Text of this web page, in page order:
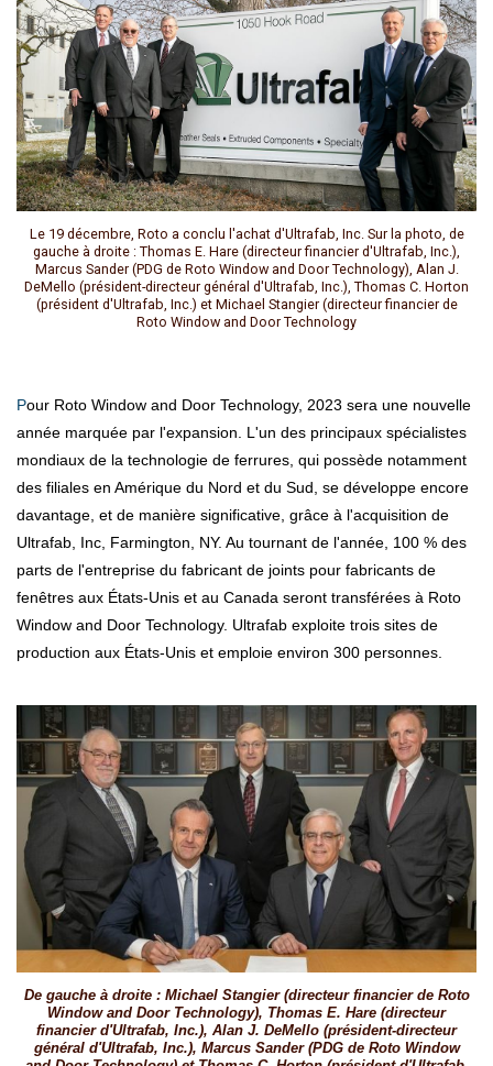
Le 19 décembre, Roto a conclu l'achat d'Ultrafab, Inc. Sur la photo, de
gauche à droite : Thomas E. Hare (directeur financier d'Ultrafab, Inc.),
Marcus Sander (PDG de Roto Window and Door Technology), Alan J.
DeMello (président-directeur général d'Ultrafab, Inc.), Thomas C. Horton
(président d'Ultrafab, Inc.) et Michael Stangier (directeur financier de
Roto Window and Door Technology
Pour Roto Window and Door Technology, 2023 sera une nouvelle
année marquée par l'expansion. L'un des principaux spécialistes
mondiaux de la technologie de ferrures, qui possède notamment
des filiales en Amérique du Nord et du Sud, se développe encore
davantage, et de manière significative, grâce à l'acquisition de
Ultrafab, Inc, Farmington, NY. Au tournant de l'année, 100 % des
parts de l'entreprise du fabricant de joints pour fabricants de
fenêtres aux États-Unis et au Canada seront transférées à Roto
Window and Door Technology. Ultrafab exploite trois sites de
production aux États-Unis et emploie environ 300 personnes.
De gauche à droite : Michael Stangier (directeur financier de Roto
Window and Door Technology), Thomas E. Hare (directeur
financier d'Ultrafab, Inc.), Alan J. DeMello (président-directeur
général d'Ultrafab, Inc.), Marcus Sander (PDG de Roto Window